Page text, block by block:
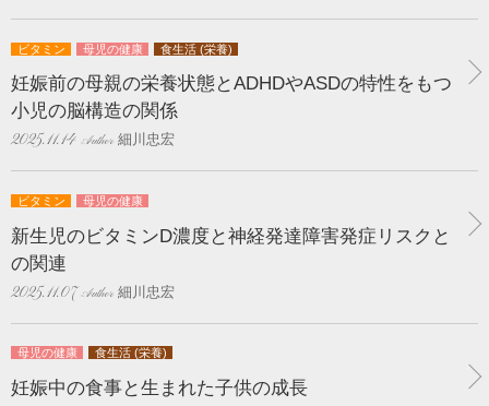
ビタミン 母児の健康 食生活 (栄養)
妊娠前の母親の栄養状態とADHDやASDの特性をもつ
小児の脳構造の関係
2025.11.14 細川忠宏
ビタミン 母児の健康
新生児のビタミンD濃度と神経発達障害発症リスクと
の関連
2025.11.07 細川忠宏
母児の健康 食生活 (栄養)
妊娠中の食事と生まれた子供の成長